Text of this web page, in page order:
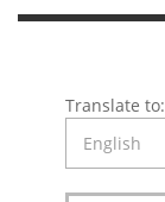
Translate to: